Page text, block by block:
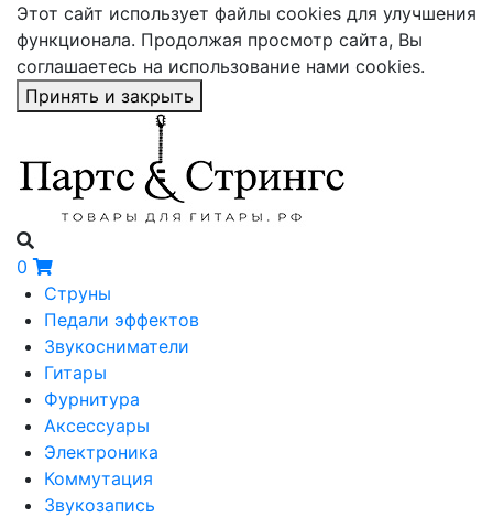
Этот сайт использует файлы cookies для улучшения
функционала. Продолжая просмотр сайта, Вы
соглашаетесь на использование нами cookies.
Принять и закрыть
0
Струны
Педали эффектов
Звукосниматели
Гитары
Фурнитура
Аксессуары
Электроника
Коммутация
Звукозапись